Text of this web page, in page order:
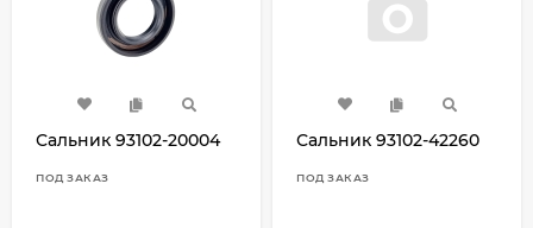
Сальник 93102-20004
ПОД ЗАКАЗ
Сальник 93102-42260
ПОД ЗАКАЗ